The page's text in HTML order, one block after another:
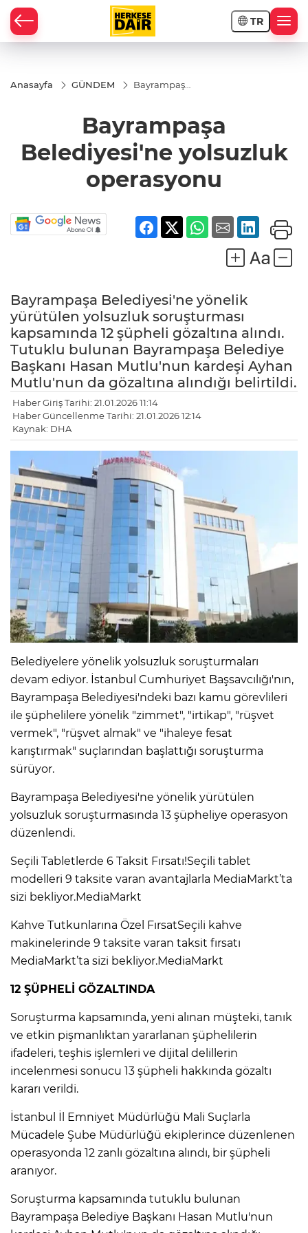
TR
Anasayfa GÜNDEM
Bayrampaşa
Bayrampaşa
Belediyesi'ne yolsuzluk
operasyonu
Bayrampaşa Belediyesi'ne yönelik
yürütülen yolsuzluk soruşturması
kapsamında 12 şüpheli gözaltına alındı.
Tutuklu bulunan Bayrampaşa Belediye
Başkanı Hasan Mutlu'nun kardeşi Ayhan
Mutlu'nun da gözaltına alındığı belirtildi.
Haber Giriş Tarihi: 21.01.2026 11:14
Haber Güncellenme Tarihi: 21.01.2026 12:14
Kaynak: DHA
Belediyelere yönelik yolsuzluk soruşturmaları
devam ediyor. İstanbul Cumhuriyet Başsavcılığı'nın,
Bayrampaşa Belediyesi'ndeki bazı kamu görevlileri
ile şüphelilere yönelik "zimmet", "irtikap", "rüşvet
vermek", "rüşvet almak" ve "ihaleye fesat
karıştırmak" suçlarından başlattığı soruşturma
sürüyor.
Bayrampaşa Belediyesi'ne yönelik yürütülen
yolsuzluk soruşturmasında 13 şüpheliye operasyon
düzenlendi.
Seçili Tabletlerde 6 Taksit Fırsatı!Seçili tablet
modelleri 9 taksite varan avantajlarla MediaMarkt’ta
sizi bekliyor.MediaMarkt
Kahve Tutkunlarına Özel FırsatSeçili kahve
makinelerinde 9 taksite varan taksit fırsatı
MediaMarkt’ta sizi bekliyor.MediaMarkt
12 ŞÜPHELİ GÖZALTINDA
Soruşturma kapsamında, yeni alınan müşteki, tanık
ve etkin pişmanlıktan yararlanan şüphelilerin
ifadeleri, teşhis işlemleri ve dijital delillerin
incelenmesi sonucu 13 şüpheli hakkında gözaltı
kararı verildi.
İstanbul İl Emniyet Müdürlüğü Mali Suçlarla
Mücadele Şube Müdürlüğü ekiplerince düzenlenen
operasyonda 12 zanlı gözaltına alındı, bir şüpheli
aranıyor.
Soruşturma kapsamında tutuklu bulunan
Bayrampaşa Belediye Başkanı Hasan Mutlu'nun